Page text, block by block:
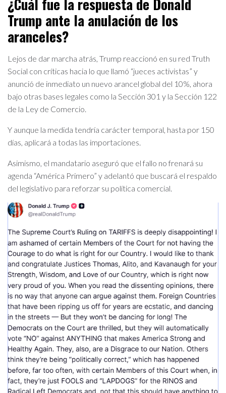
¿Cuál fue la respuesta de Donald
Trump ante la anulación de los
aranceles?
Lejos de dar marcha atrás, Trump reaccionó en su red Truth
Social con críticas hacia lo que llamó “jueces activistas” y
anunció de inmediato un nuevo arancel global del 10%, ahora
bajo otras bases legales como la Sección 301 y la Sección 122
de la Ley de Comercio.
Y aunque la medida tendría carácter temporal, hasta por 150
días, aplicará a todas las importaciones.
Asimismo, el mandatario aseguró que el fallo no frenará su
agenda “América Primero” y adelantó que buscará el respaldo
del legislativo para reforzar su política comercial.